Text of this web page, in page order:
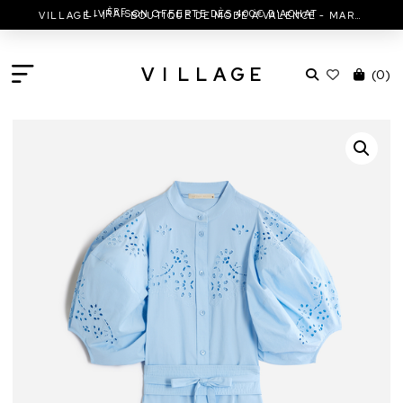
VILLAGE - 1ÈREBOUTIQUE DE MODE À VALENCE - MARC JACOBS - ISABEL MARANT & MORE
V I L L A G E (0)